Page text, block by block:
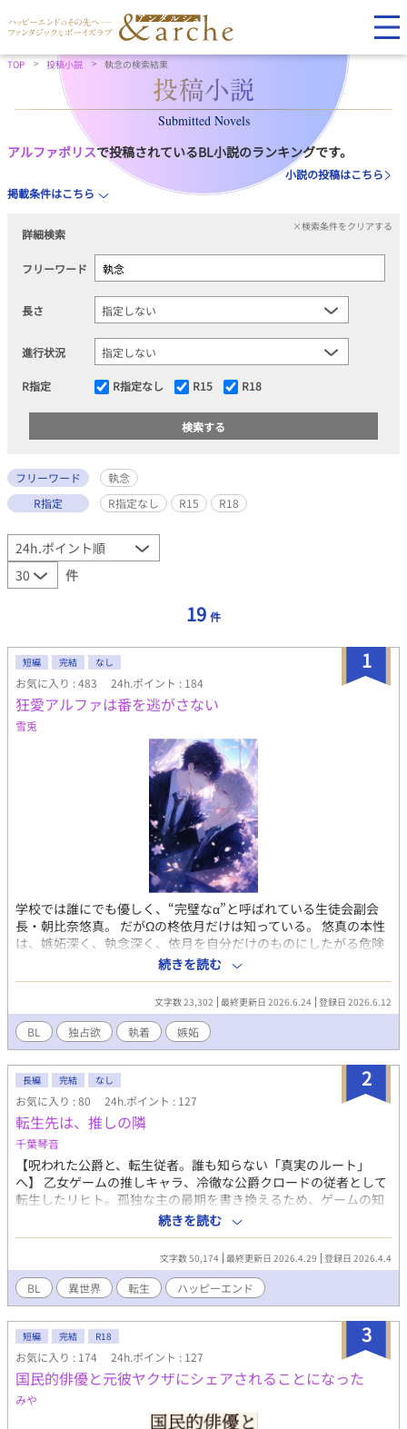
TOP 投稿小説 執念の検索結果
Submitted Novels
アルファポリスで投稿されているBL小説のランキングです。
小説の投稿はこちら
掲載条件はこちら
詳細検索
×検索条件をクリアする
フリーワード
長さ
進行状況
R指定 R指定なし R15 R18
フリーワード
執念
R指定
R指定なし R15 R18
件
19 件
1
短編 完結 なし
お気に入り : 483 24h.ポイント : 184
狂愛アルファは番を逃がさない
雪兎
学校では誰にでも優しく、“完璧なα”と呼ばれている生徒会副会
長・朝比奈悠真。 だがΩの柊依月だけは知っている。 悠真の本性
は、嫉妬深く、執念深く、依月を自分だけのものにしたがる危険
な男だということを。 依月の交友関係を把握し、 近づくαを静か
に牽制し、 「依月は俺の番になるんだから」と穏やかに笑いなが
ら逃げ道を塞いでいく。 最初は恐ろしいだけだった。 けれど、誰
よりも真っ直ぐに愛を向けてくる悠真から、どうしても目を逸ら
せない。 独占欲。 執着。 嫉妬。 そして、狂おしいほどの愛。
――これは、重すぎる愛を抱えたαに、Ωが甘く囲い込まれていく
学園オメガバースBL。
続きを読む
文字数 23,302 最終更新日 2026.6.24 登録日 2026.6.12
BL 独占欲 執着 嫉妬
2
長編 完結 なし
お気に入り : 80 24h.ポイント : 127
転生先は、推しの隣
千葉琴音
【呪われた公爵と、転生従者。誰も知らない「真実のルート」
へ】 乙女ゲームの推しキャラ、冷徹な公爵クロードの従者として
転生したリヒト。孤独な主の最期を書き換えるため、ゲームの知
識を駆使して陰謀を阻止していくが、二人の心が通じ合い始めた
矢先、リヒトの身に異変が起きる。指先が透け、周囲の人々から
存在を忘れられ、世界から「なかったこと」にされ始めた。 主の
記憶から自分が消えるのが先か、主が「孤独」の呪いから逃れる
のが先か。残された時間はあとわずか。 世界の理（ことわり）に
抗う、二人の執念の物語。
続きを読む
文字数 50,174 最終更新日 2026.4.29 登録日 2026.4.4
BL 異世界 転生 ハッピーエンド
3
短編 完結 R18
お気に入り : 174 24h.ポイント : 127
国民的俳優と元彼ヤクザにシェアされることになった
みや